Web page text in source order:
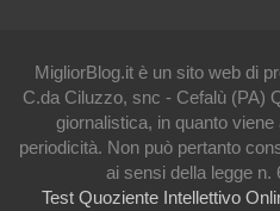
MigliorBlog.it è un sito web di
C.da Ciluzzo, snc - Cefalù (PA)
giornalistica, in quanto
periodicità. Non può pertanto
ai sensi della legge n.
Test Quoziente Intellettivo